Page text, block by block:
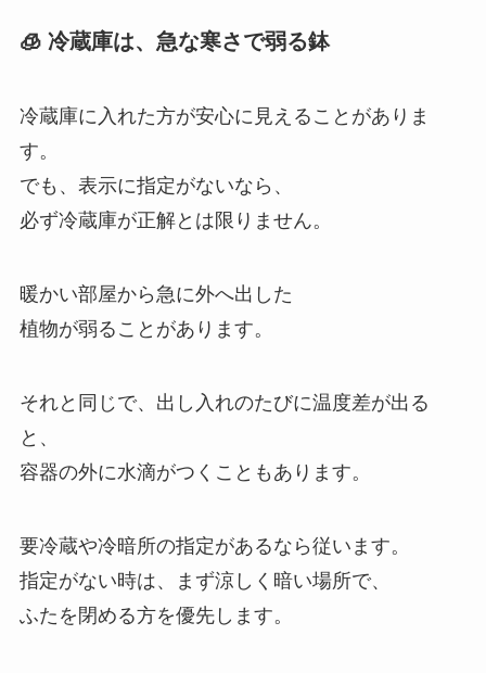
🧊 冷蔵庫は、急な寒さで弱る鉢
冷蔵庫に入れた方が安心に見えることがありま
す。
でも、表示に指定がないなら、
必ず冷蔵庫が正解とは限りません。
暖かい部屋から急に外へ出した
植物が弱ることがあります。
それと同じで、出し入れのたびに温度差が出る
と、
容器の外に水滴がつくこともあります。
要冷蔵や冷暗所の指定があるなら従います。
指定がない時は、まず涼しく暗い場所で、
ふたを閉める方を優先します。